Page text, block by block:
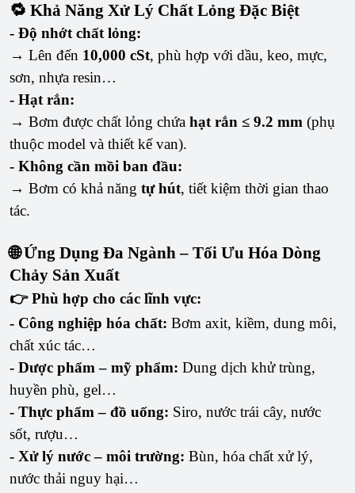
🔁 Khả Năng Xử Lý Chất Lỏng Đặc Biệt
- Độ nhớt chất lỏng:
→ Lên đến 10,000 cSt, phù hợp với dầu, keo, mực,
sơn, nhựa resin…
- Hạt rắn:
→ Bơm được chất lỏng chứa hạt rắn ≤ 9.2 mm (phụ
thuộc model và thiết kế van).
- Không cần mồi ban đầu:
→ Bơm có khả năng tự hút, tiết kiệm thời gian thao
tác.
🌐 Ứng Dụng Đa Ngành – Tối Ưu Hóa Dòng
Chảy Sản Xuất
👉 Phù hợp cho các lĩnh vực:
- Công nghiệp hóa chất: Bơm axit, kiềm, dung môi,
chất xúc tác…
- Dược phẩm – mỹ phẩm: Dung dịch khử trùng,
huyền phù, gel…
- Thực phẩm – đồ uống: Siro, nước trái cây, nước
sốt, rượu…
- Xử lý nước – môi trường: Bùn, hóa chất xử lý,
nước thải nguy hại…